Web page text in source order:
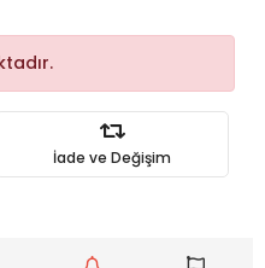
İade ve Değişim